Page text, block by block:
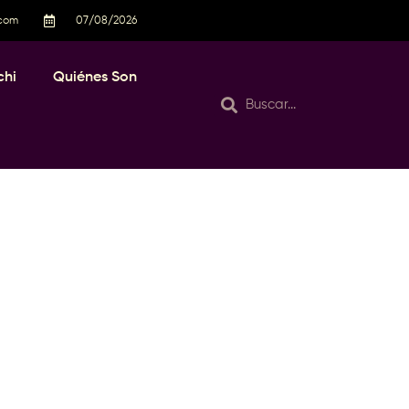
07/08/2026
Quiénes Son